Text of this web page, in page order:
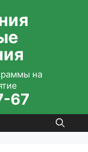
на
67